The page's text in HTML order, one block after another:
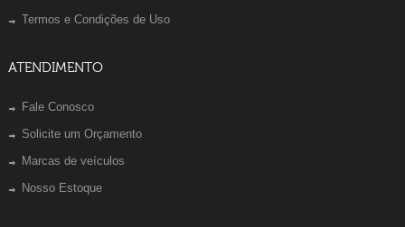
Termos e Condições de Uso
ATENDIMENTO
Fale Conosco
Solicite um Orçamento
Marcas de veículos
Nosso Estoque